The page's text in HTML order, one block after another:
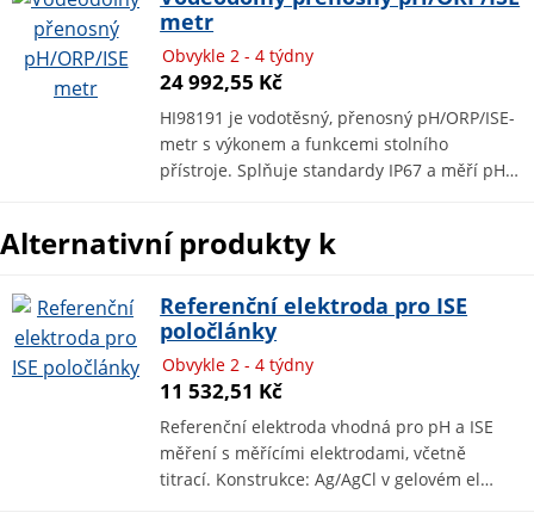
metr
Obvykle 2 - 4 týdny
24 992,55 Kč
HI98191 je vodotěsný, přenosný pH/ORP/ISE-
metr s výkonem a funkcemi stolního
přístroje. Splňuje standardy IP67 a měří pH…
Alternativní produkty k
Referenční elektroda pro ISE
poločlánky
Obvykle 2 - 4 týdny
11 532,51 Kč
Referenční elektroda vhodná pro pH a ISE
měření s měřícími elektrodami, včetně
titrací. Konstrukce: Ag/AgCl v gelovém el…